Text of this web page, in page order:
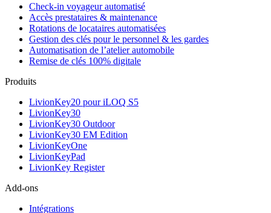
Check-in voyageur automatisé
Accès prestataires & maintenance
Rotations de locataires automatisées
Gestion des clés pour le personnel & les gardes
Automatisation de l’atelier automobile
Remise de clés 100% digitale
Produits
LivionKey20 pour iLOQ S5
LivionKey30
LivionKey30 Outdoor
LivionKey30 EM Edition
LivionKeyOne
LivionKeyPad
LivionKey Register
Add-ons
Intégrations